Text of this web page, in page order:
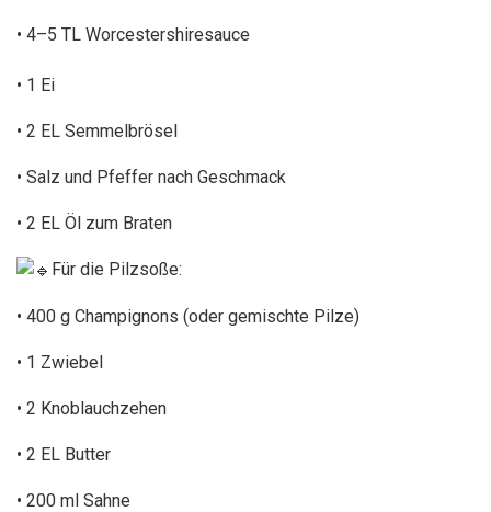
• 4–5 TL Worcestershiresauce
• 1 Ei
• 2 EL Semmelbrösel
• Salz und Pfeffer nach Geschmack
• 2 EL Öl zum Braten
Für die Pilzsoße:
• 400 g Champignons (oder gemischte Pilze)
• 1 Zwiebel
• 2 Knoblauchzehen
• 2 EL Butter
• 200 ml Sahne